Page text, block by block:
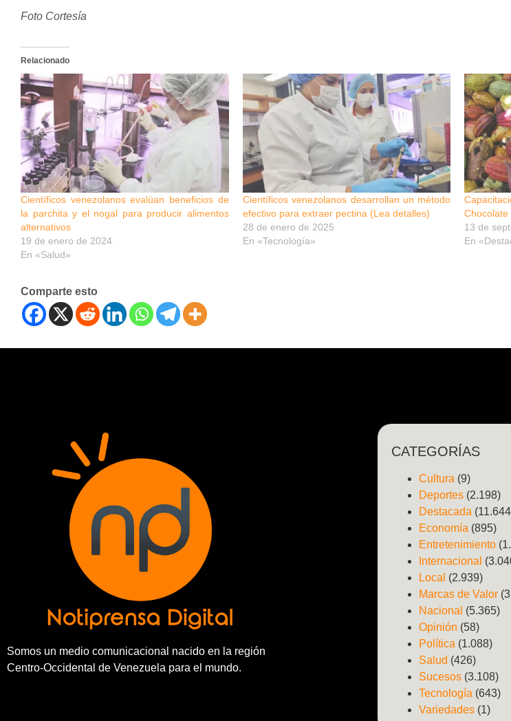
Foto Cortesía
Relacionado
Científicos venezolanos evalúan beneficios de
la parchita y el nogal para producir alimentos
alternativos
19 de enero de 2024
En «Salud»
Científicos venezolanos desarrollan un método
efectivo para extraer pectina (Lea detalles)
28 de enero de 2025
En «Tecnología»
Chocolate
13 de
En
Comparte esto
Somos un medio comunicacional nacido en la región
Centro-Occidental de Venezuela para el mundo.
CATEGORÍAS
Cultura (9)
Deportes (2.198)
Destacada
Economía (895)
Entretenimiento
Internacional
Local (2.939)
Marcas de Valor
Nacional (5.365)
Opinión (58)
Política (1.088)
Salud (426)
Sucesos (3.108)
Tecnología (643)
Variedades (1)